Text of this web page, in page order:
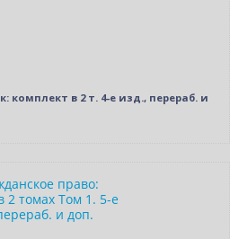
комплект в 2 т. 4-е изд., перераб. и